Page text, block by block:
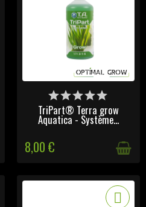
DERNIERS ARTICLES EN
STOCK
TriPart® Terra grow
Aquatica - Système...
8,00 €